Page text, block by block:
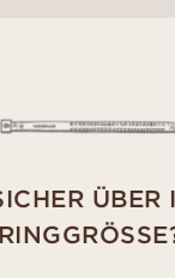
ÜBER